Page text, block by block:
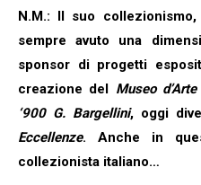
N.M.: Il suo
sempre avuto una
sponsor di progetti
creazione del Museo
‘900 G. Bargellini, oggi
Eccellenze. Anche in
collezionista italiano…